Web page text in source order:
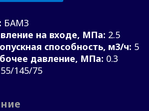
БАМЗ
на входе, МПа: 2.5
способность, м3/ч: 5
давление, МПа: 0.3
145/75